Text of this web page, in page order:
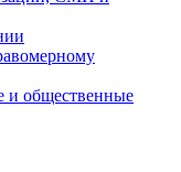
и общественные